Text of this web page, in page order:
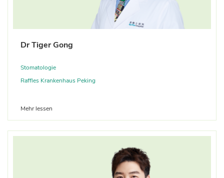
Scannen Sie den QR-Code und folgen Sie
Dr Tiger Gong
Stomatologie
Raffles Krankenhaus Peking
Mehr lessen